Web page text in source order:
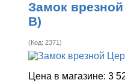
Замок
В)
(Код:2371)
Цена в магазине:3